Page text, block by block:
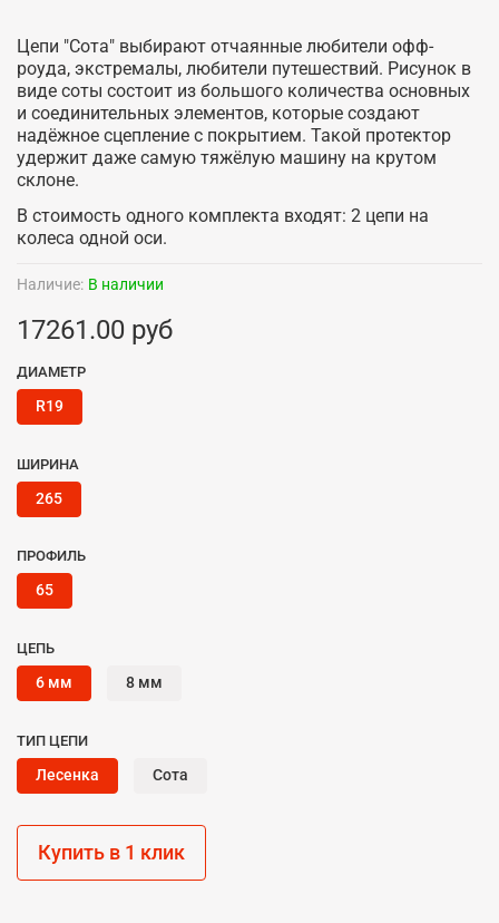
Наличие: В наличии
17261.00 руб
Купить в 1 клик
ДИАМЕТР
R19
ШИРИНА
265
ПРОФИЛЬ
65
ЦЕПЬ
6 мм 8 мм
ТИП ЦЕПИ
Лесенка Сота
Цепи "Сота" выбирают отчаянные любители офф-
роуда, экстремалы, любители путешествий. Рисунок в
виде соты состоит из большого количества основных
и соединительных элементов, которые создают
надёжное сцепление с покрытием. Такой протектор
удержит даже самую тяжёлую машину на крутом
склоне.
В стоимость одного комплекта входят: 2 цепи на
колеса одной оси.